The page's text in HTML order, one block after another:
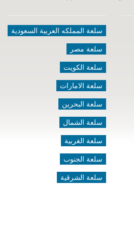
سلعة المملكه العربية السعودية
سلعة مصر
سلعة الكويت
سلعة الامارات
سلعة البحرين
سلعة الشمال
سلعة الغربية
سلعة الجنوب
سلعة الشرقية